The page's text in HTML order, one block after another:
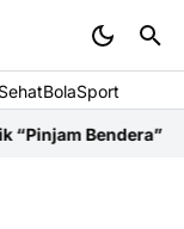
SehatBolaSport
Dihentikan